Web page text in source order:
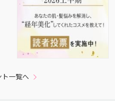
一覧へ